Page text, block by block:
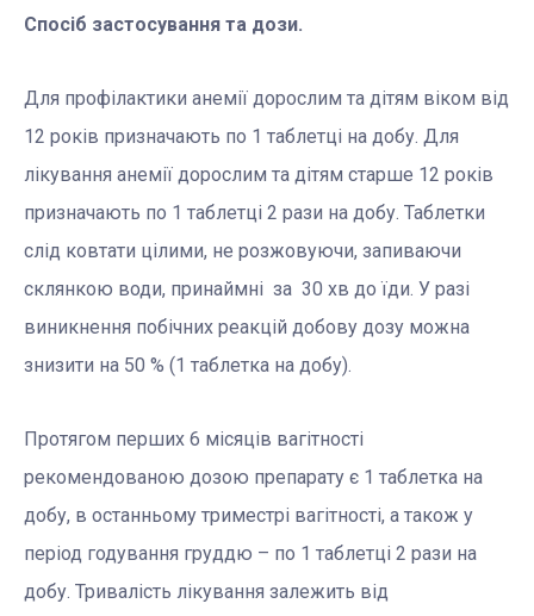
Спосіб застосування та дози.
Для профілактики анемії дорослим та дітям віком від
12 років призначають по 1 таблетці на добу. Для
лікування анемії дорослим та дітям старше 12 років
призначають по 1 таблетці 2 рази на добу. Таблетки
слід ковтати цілими, не розжовуючи, запиваючи
склянкою води, принаймні за 30 хв до їди. У разі
виникнення побічних реакцій добову дозу можна
знизити на 50 % (1 таблетка на добу).
Протягом перших 6 місяців вагітності
рекомендованою дозою препарату є 1 таблетка на
добу, в останньому триместрі вагітності, а також у
період годування груддю – по 1 таблетці 2 рази на
добу. Тривалість лікування залежить від